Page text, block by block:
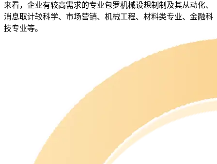
来看，企业有较高需求的专业包罗机械设想制制及其从动化、
消息取计较科学、市场营销、机械工程、材料类专业、金融科
技专业等。